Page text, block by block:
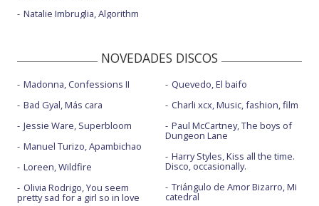
Natalie Imbruglia, Algorithm
NOVEDADES DISCOS
Madonna, Confessions II
Bad Gyal, Más cara
Jessie Ware, Superbloom
Manuel Turizo, Apambichao
Loreen, Wildfire
Olivia Rodrigo, You seem
pretty sad for a girl so in love
Quevedo, El baifo
Charli xcx, Music, fashion, film
Paul McCartney, The boys of
Dungeon Lane
Harry Styles, Kiss all the time.
Disco, occasionally.
Triángulo de Amor Bizarro, Mi
catedral